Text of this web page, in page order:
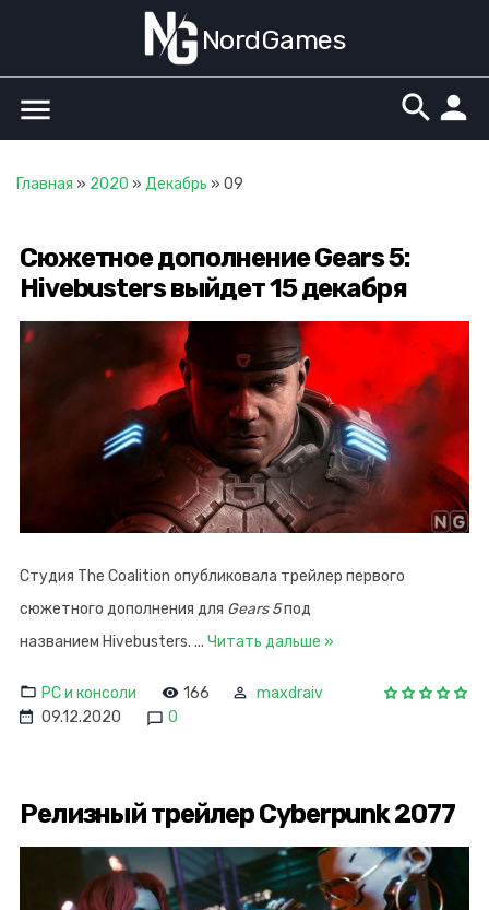
NordGames
menu person
search
Главная » 2020 » Декабрь » 09
Сюжетное дополнение Gears 5:
Hivebusters выйдет 15 декабря
Студия The Coalition опубликовала трейлер первого
сюжетного дополнения для Gears 5под
названием Hivebusters. ... Читать дальше »
PC и консоли 166
maxdraiv
09.12.2020
0
Релизный трейлер Cyberpunk 2077